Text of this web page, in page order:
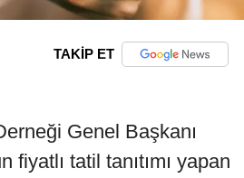
TAKİP ET
Genel Başkanı
fiyatlı tatil tanıtımı yapan